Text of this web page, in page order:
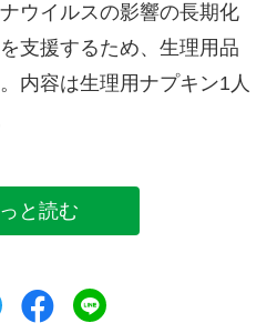
ウイルスの影響の長期化
支援するため、生理用品
内容は生理用ナプキン1人
と読む
ツイートシェア